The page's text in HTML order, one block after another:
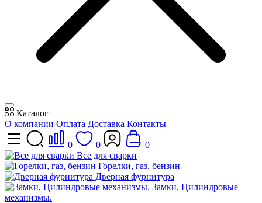
Каталог
О компании Оплата Доставка Контакты
0 0
0
Все для сварки
Горелки, газ, бензин
Дверная фурнитура
Замки, Цилиндровые
механизмы.